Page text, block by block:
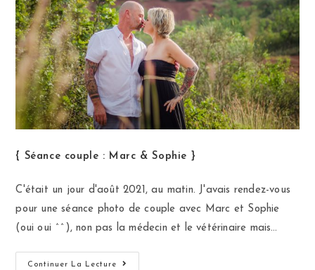
{ Séance couple : Marc & Sophie }
C'était un jour d'août 2021, au matin. J'avais rendez-vous
pour une séance photo de couple avec Marc et Sophie
(oui oui ^^), non pas la médecin et le vétérinaire mais…
Continuer La Lecture